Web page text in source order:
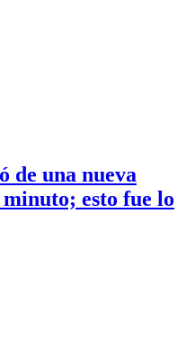
de una nueva
esto fue lo